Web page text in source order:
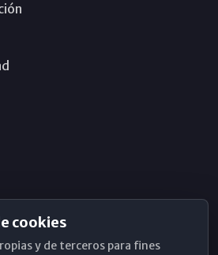
cookies
y de terceros para fines